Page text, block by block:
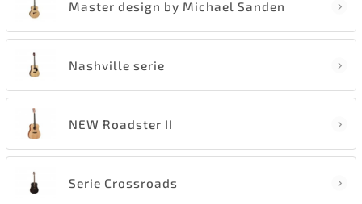
Master design by Michael Sanden
Nashville serie
NEW Roadster II
Serie Crossroads